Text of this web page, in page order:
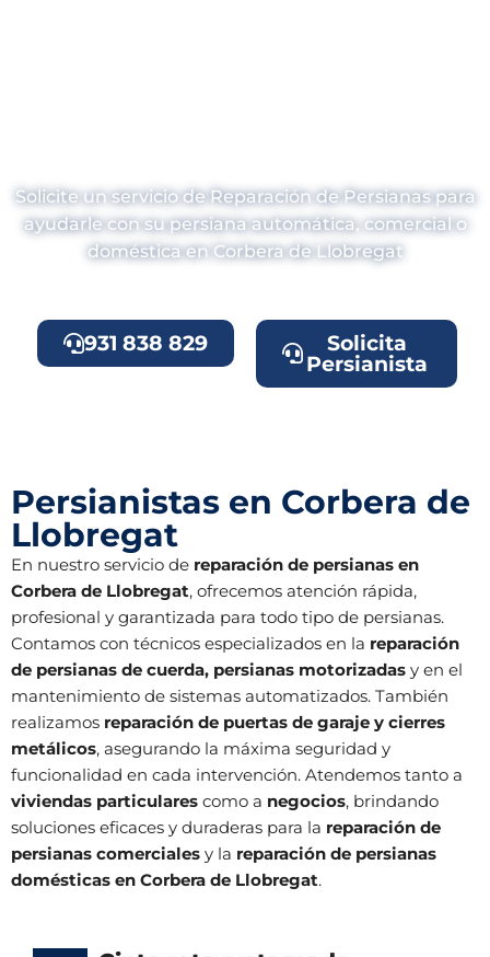
Solicite un servicio de Reparación de Persianas para
ayudarle con su persiana automática, comercial o
doméstica en Corbera de Llobregat
931 838 829
Solicita
Persianista
Persianistas en Corbera de
Llobregat
En nuestro servicio de reparación de persianas en
Corbera de Llobregat, ofrecemos atención rápida,
profesional y garantizada para todo tipo de persianas.
Contamos con técnicos especializados en la reparación
de persianas de cuerda, persianas motorizadas y en el
mantenimiento de sistemas automatizados. También
realizamos reparación de puertas de garaje y cierres
metálicos, asegurando la máxima seguridad y
funcionalidad en cada intervención. Atendemos tanto a
viviendas particulares como a negocios, brindando
soluciones eficaces y duraderas para la reparación de
persianas comerciales y la reparación de persianas
domésticas en Corbera de Llobregat.